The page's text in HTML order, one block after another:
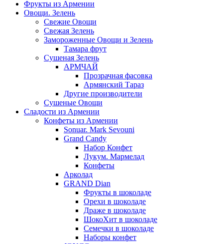
Фрукты из Армении
Овощи. Зелень
Свежие Овощи
Свежая Зелень
Замороженные Овощи и Зелень
Тамара фрут
Сушеная Зелень
АРМЧАЙ
Прозрачная фасовка
Армянский Тараз
Другие производители
Сушеные Овощи
Сладости из Армении
Конфеты из Армении
Sonuar. Mark Sevouni
Grand Candy
Набор Конфет
Лукум. Мармелад
Конфеты
Арколад
GRAND Dian
Фрукты в шоколаде
Орехи в шоколаде
Драже в шоколаде
ШокоХит в шоколаде
Семечки в шоколаде
Наборы конфет